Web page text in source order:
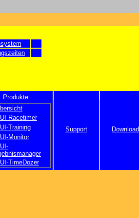
Produkte
Racetimer
Training
Monitor
TimeDozer
Support Download